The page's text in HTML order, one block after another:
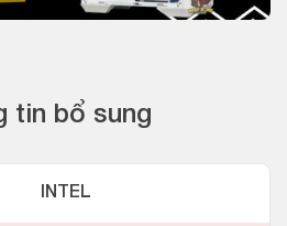
tin bổ sung
INTEL